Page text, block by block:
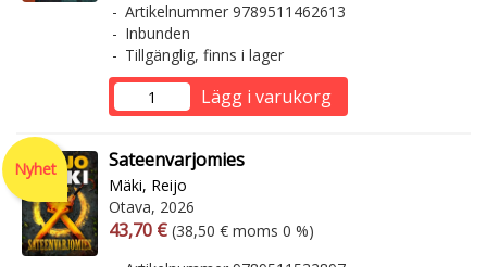
Artikelnummer 9789511462613
Inbunden
Tillgänglig, finns i lager
Lägg i varukorg
Nyhet Sateenvarjomies
Mäki, Reijo
Otava, 2026
Arvonlisäverollinen hinta
43,70 € Arvonlisäveroton hinta
(38,50 € moms 0 %)